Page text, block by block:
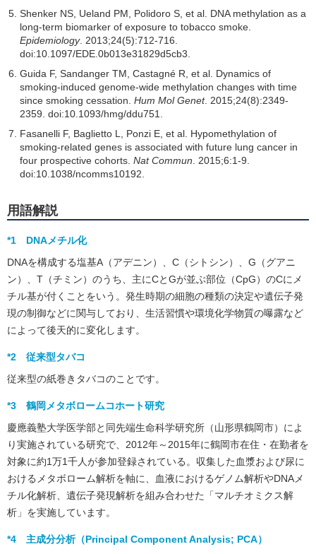
Shenker NS, Ueland PM, Polidoro S, et al. DNA methylation as a
long-term biomarker of exposure to tobacco smoke.
Epidemiology. 2013;24(5):712-716.
doi:10.1097/EDE.0b013e31829d5cb3.
Guida F, Sandanger TM, Castagné R, et al. Dynamics of
smoking-induced genome-wide methylation changes with time
since smoking cessation.Hum Mol Genet. 2015;24(8):2349-
2359. doi:10.1093/hmg/ddu751.
Fasanelli F, Baglietto L, Ponzi E, et al. Hypomethylation of
smoking-related genes is associated with future lung cancer in
four prospective cohorts.Nat Commun . 2015;6:1-9.
doi:10.1038/ncomms10192.
用語解説
*1 DNAメチル化
DNAを構成する塩基A（アデニン）、C（シトシン）、G（グアニ
ン）、T（チミン）のうち、主にCとGが並ぶ部位（CpG）のCにメ
チル基が付くことをいう。発生時期の細胞の種類の決定や遺伝子発
現の制御などに関与しており、生活習慣や環境化学物質の曝露など
によって後天的に変化します。
*2 従来型タバコ
従来型の紙巻きタバコのことです。
*3 鶴岡メタボロームコホート研究
慶應義塾大学医学部と同先端生命科学研究所（山形県鶴岡市）によ
り実施されている研究で、2012年～2015年に鶴岡市在住・在勤者を
対象に約1万1千人が参加登録されている。収集した血漿および尿に
おけるメタボローム解析を軸に、血液におけるゲノム解析やDNAメ
チル化解析、遺伝子発現解析を組み合わせた「マルチオミクス解
析」を実施しています。
*4 主成分分析（Principal Component Analysis; PCA）